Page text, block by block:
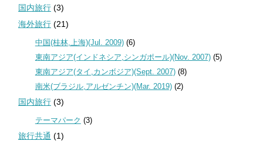
国内旅行 (3)
海外旅行 (21)
中国(桂林,上海)(Jul. 2009)(6)
東南アジア(インドネシア,シンガポール)(Nov. 2007)(5)
東南アジア(タイ,カンボジア)(Sept. 2007)(8)
南米(ブラジル,アルゼンチン)(Mar. 2019)(2)
国内旅行 (3)
テーマパーク (3)
旅行共通 (1)